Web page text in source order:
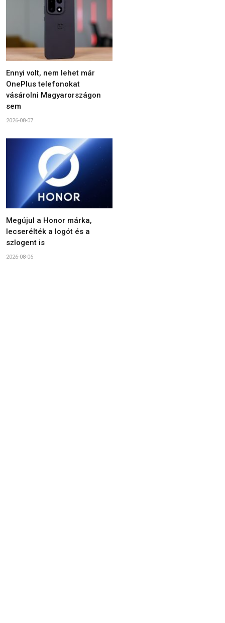
Ennyi volt, nem lehet már
OnePlus telefonokat
vásárolni Magyarországon
sem
2026-08-07
Megújul a Honor márka,
lecserélték a logót és a
szlogent is
2026-08-06